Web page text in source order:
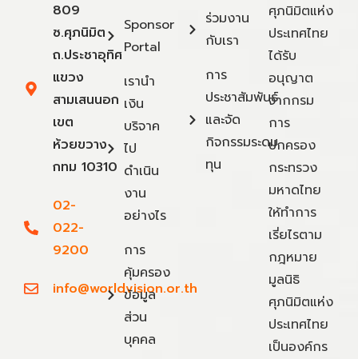
809
ซ.ศุภนิมิต
ถ.ประชาอุทิศ
แขวง
สามเสนนอก
เขต
ห้วยขวาง
กทม 10310
02-
022-
9200
info@worldvision.or.th
Sponsor
Portal
เรานำ
เงิน
บริจาค
ไป
ดำเนิน
งาน
อย่างไร
การ
คุ้มครอง
ข้อมูล
ส่วน
บุคคล
ร่วมงาน
กับเรา
การ
ประชาสัมพันธ์
และจัด
กิจกรรมระดม
ทุน
ศุภนิมิตแห่ง
ประเทศไทย
ได้รับ
อนุญาต
จากกรม
การ
ปกครอง
กระทรวง
มหาดไทย
ให้ทำการ
เรี่ยไรตาม
กฎหมาย
มูลนิธิ
ศุภนิมิตแห่ง
ประเทศไทย
เป็นองค์กร